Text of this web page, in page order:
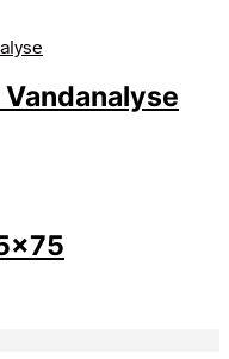
kr..
Vandanalyse